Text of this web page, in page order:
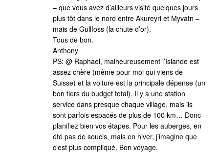
– que vous avez d’ailleurs visité quelques jours
plus tôt dans le nord entre Akureyri et Myvatn –
mais de Gullfoss (la chute d’or).
Tous de bon.
Anthony
PS: @ Raphael, malheureusement l’Islande est
assez chère (même pour moi qui viens de
Suisse) et la voiture est la principale dépense (un
bon tiers du budget total). Il y a une station
service dans presque chaque village, mais ils
sont parfois espacés de plus de 100 km… Donc
planifiez bien vos étapes. Pour les auberges, en
été pas de soucis, mais en hiver, j’imagine que
c’est plus compliqué. Bon voyage.